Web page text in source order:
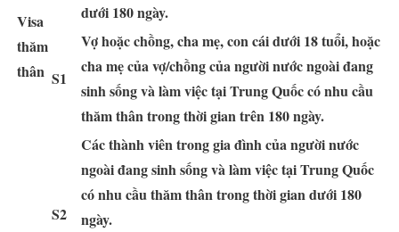
Visa
thăm
thân
dưới 180 ngày.
S1
Vợ hoặc chồng, cha mẹ, con cái dưới 18 tuổi, hoặc
cha mẹ của vợ/chồng của người nước ngoài đang
sinh sống và làm việc tại Trung Quốc có nhu cầu
thăm thân trong thời gian trên 180 ngày.
S2
Các thành viên trong gia đình của người nước
ngoài đang sinh sống và làm việc tại Trung Quốc
có nhu cầu thăm thân trong thời gian dưới 180
ngày.